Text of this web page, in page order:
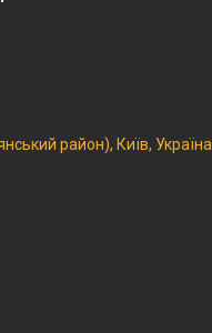
район), Київ, Україна